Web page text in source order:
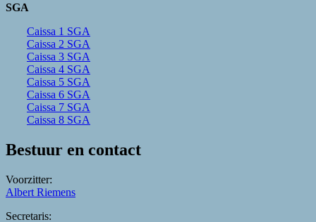
SGA
Caissa 1 SGA
Caissa 2 SGA
Caissa 3 SGA
Caissa 4 SGA
Caissa 5 SGA
Caissa 6 SGA
Caissa 7 SGA
Caissa 8 SGA
Bestuur en contact
Voorzitter:
Albert Riemens
Secretaris: